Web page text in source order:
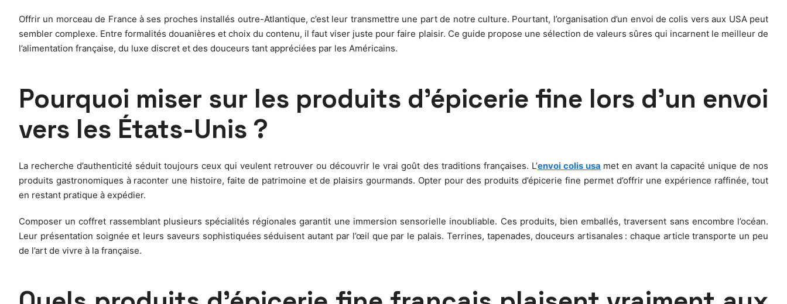
Offrir un morceau de France à ses proches installés outre-Atlantique, c’est leur transmettre une part de notre culture. Pourtant, l’organisation d’un envoi de colis vers aux USA peut
sembler complexe. Entre formalités douanières et choix du contenu, il faut viser juste pour faire plaisir. Ce guide propose une sélection de valeurs sûres qui incarnent le meilleur de
l’alimentation française, du luxe discret et des douceurs tant appréciées par les Américains.
Pourquoi miser sur les produits d’épicerie fine lors d’un envoi
vers les États-Unis ?
La recherche d’authenticité séduit toujours ceux qui veulent retrouver ou découvrir le vrai goût des traditions françaises. L’envoi colis usa met en avant la capacité unique de nos
produits gastronomiques à raconter une histoire, faite de patrimoine et de plaisirs gourmands. Opter pour des produits d’épicerie fine permet d’offrir une expérience raffinée, tout
en restant pratique à expédier.
Composer un coffret rassemblant plusieurs spécialités régionales garantit une immersion sensorielle inoubliable. Ces produits, bien emballés, traversent sans encombre l’océan.
Leur présentation soignée et leurs saveurs sophistiquées séduisent autant par l’œil que par le palais. Terrines, tapenades, douceurs artisanales : chaque article transporte un peu
de l’art de vivre à la française.